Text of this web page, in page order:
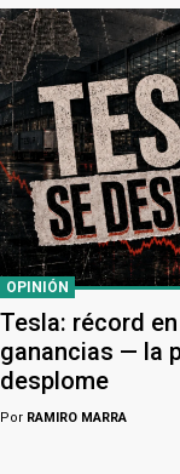
OPINIÓN
Tesla: récord
ganancias — la
desplome
Por RAMIRO MARRA